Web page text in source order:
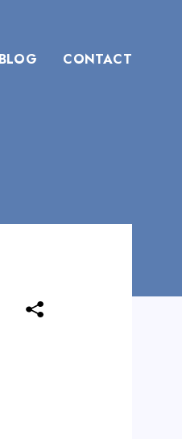
BLOG CONTACT